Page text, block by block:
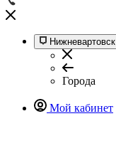
Нижневартовск
Города
Мой кабинет